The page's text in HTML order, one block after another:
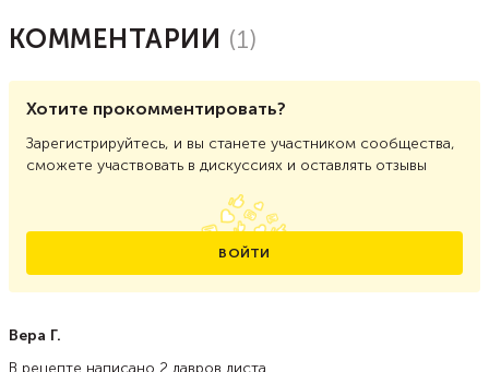
КОММЕНТАРИИ (1)
Хотите прокомментировать?
Зарегистрируйтесь, и вы станете участником сообщества,
сможете участвовать в дискуссиях и оставлять отзывы
ВОЙТИ
Вера Г.
В рецепте написано 2 лавров листа